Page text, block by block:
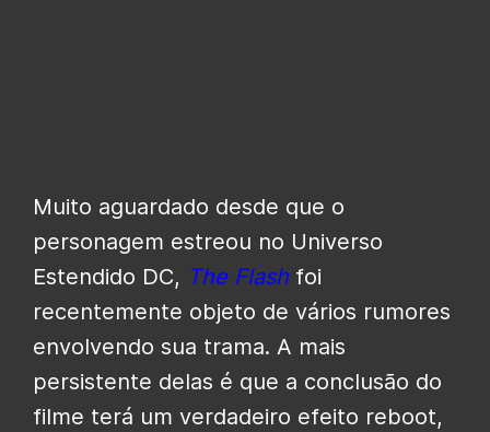
Muito aguardado desde que o
personagem estreou no Universo
Estendido DC, The Flashfoi
recentemente objeto de vários rumores
envolvendo sua trama. A mais
persistente delas é que a conclusão do
filme terá um verdadeiro efeito reboot,